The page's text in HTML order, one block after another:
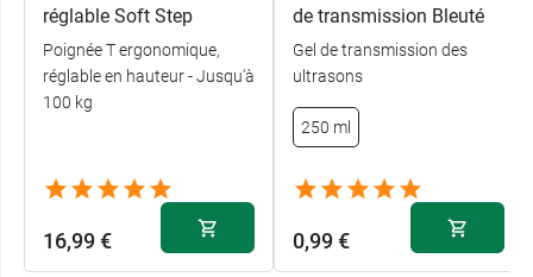
réglable Soft Step
Poignée T ergonomique,
réglable en hauteur - Jusqu'à
100 kg
16,99 €
de transmission Bleuté
Gel de transmission des
ultrasons
250 ml
0,99 €